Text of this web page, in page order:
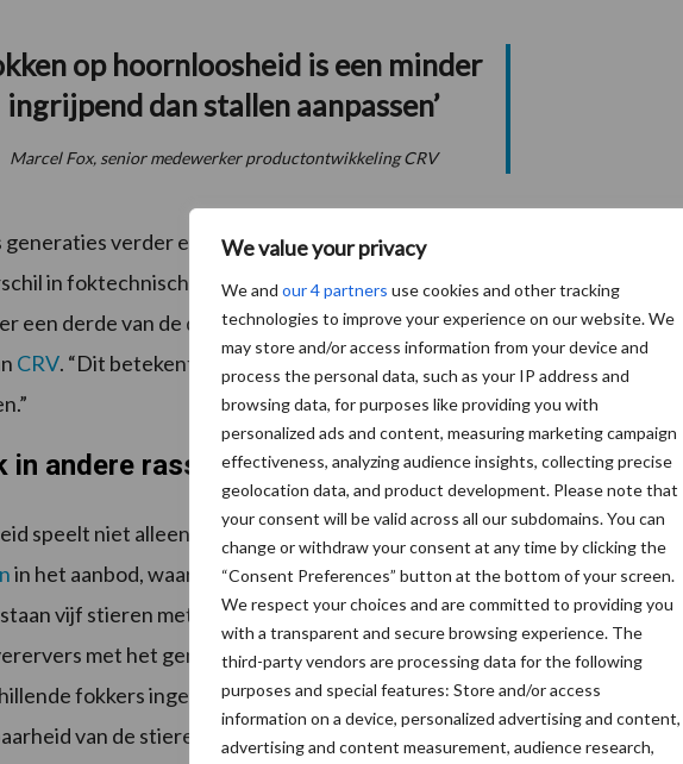
We value your privacy
We and our 4 partners use cookies and other tracking
technologies to improve your experience on our website. We
may store and/or access information from your device and
process the personal data, such as your IP address and
browsing data, for purposes like providing you with
personalized ads and content, measuring marketing campaign
effectiveness, analyzing audience insights, collecting precise
geolocation data, and product development. Please note that
your consent will be valid across all our subdomains. You can
change or withdraw your consent at any time by clicking the
“Consent Preferences” button at the bottom of your screen.
We respect your choices and are committed to providing you
with a transparent and secure browsing experience. The
third-party vendors are processing data for the following
purposes and special features: Store and/or access
information on a device, personalized advertising and content,
advertising and content measurement, audience research,
op hoornloosheid is een minder
ingrijpend dan stallen aanpassen’
Marcel Fox, senior medewerker productontwikkeling CRV
generaties verder en is hoornloosheid geïntroduceerd in een groot aantal
in foktechnisch niveau tussen gehoornde en ongehoornde dieren
een derde van de donoren op het Dairy Breeding Center in Wirdum is al
CRV. “Dit betekent dat we steeds meer selectieruimte hebben om hoge
in andere rassen
speelt niet alleen binnen hetholsteinras. Zo heeft CRV ook zeven
in het aanbod, waaronder de homozygoot hoornloze topstier Hongkong
vijf stieren met P of PP achter hun naam op de kaart en voor het
met het gen voor hoornloosheid beschikbaar. Daarnaast is
fokkers ingebracht in hun mrijveestapel. Het resultaat hiervan is
van de stieren Mirakel P en Primeur P.